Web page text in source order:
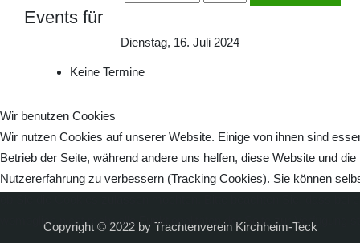
Events für
Dienstag, 16. Juli 2024
Keine Termine
Copyright © 2022 by Trachtenverein Kirchheim-Teck
Wir benutzen Cookies
Wir nutzen Cookies auf unserer Website. Einige von ihnen sind
Betrieb der Seite, während andere uns helfen, diese Website und die
Nutzererfahrung zu verbessern (Tracking Cookies). Sie können
womöglich nicht mehr alle Funktionalitäten der Seite zur Verfügung